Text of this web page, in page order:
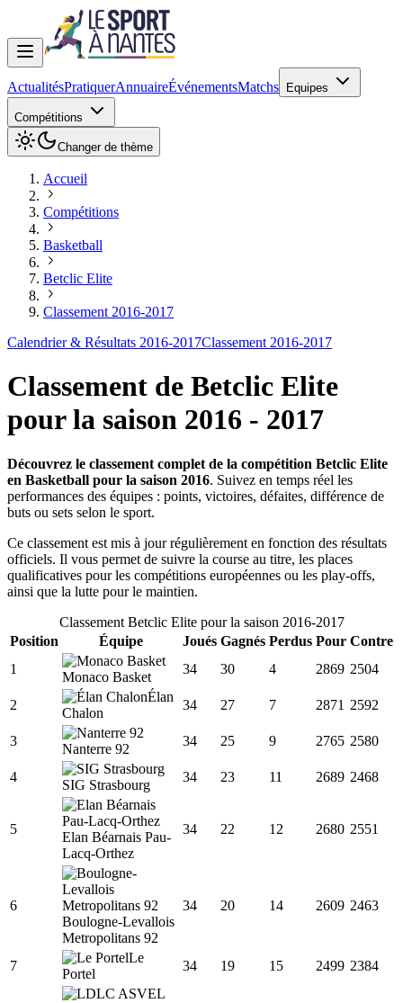
ActualitésPratiquerAnnuaireÉvénementsMatchs Equipes
Compétitions
Changer de thème
Accueil
Compétitions
Basketball
Betclic Elite
Classement 2016-2017
Calendrier & Résultats 2016-2017Classement 2016-2017
Classement de Betclic Elite
pour la saison 2016 - 2017
Découvrez le classement complet de la compétition Betclic Elite
en Basketball pour la saison 2016. Suivez en temps réel les
performances des équipes : points, victoires, défaites, différence de
buts ou sets selon le sport.
Ce classement est mis à jour régulièrement en fonction des résultats
officiels. Il vous permet de suivre la course au titre, les places
qualificatives pour les compétitions européennes ou les play-offs,
ainsi que la lutte pour le maintien.
Classement Betclic Elitepour la saison 2016-2017
Position
Équipe Joués Gagnés Perdus Pour Contre
1
Monaco Basket
34 30 4 2869 2504
2
Élan
Chalon
34 27 7 2871 2592
3
Nanterre 92
34 25 9 2765 2580
4
SIG Strasbourg
34 23 11 2689 2468
5
Elan Béarnais Pau-
Lacq-Orthez
34 22 12 2680 2551
6
Boulogne-Levallois
Metropolitans 92
34 20 14 2609 2463
7
Le
Portel
34 19 15 2499 2384